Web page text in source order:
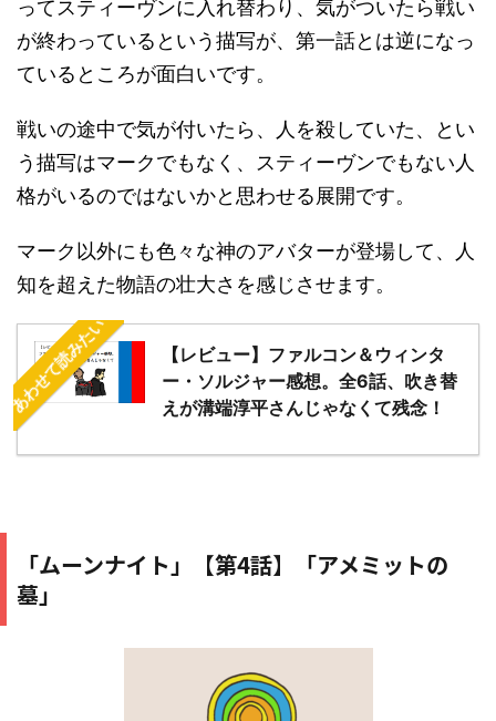
ってスティーヴンに入れ替わり、気がついたら戦い
が終わっているという描写が、第一話とは逆になっ
ているところが面白いです。
戦いの途中で気が付いたら、人を殺していた、とい
う描写はマークでもなく、スティーヴンでもない人
格がいるのではないかと思わせる展開です。
マーク以外にも色々な神のアバターが登場して、人
知を超えた物語の壮大さを感じさせます。
あわせて読みたい
【レビュー】ファルコン＆ウィンタ
ー・ソルジャー感想。全6話、吹き替
えが溝端淳平さんじゃなくて残念！
「ムーンナイト」【第4話】「アメミットの
墓」